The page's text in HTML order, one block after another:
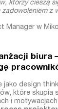
którzy cieszą
z
Manager w
biura
jako design
które skupia
i